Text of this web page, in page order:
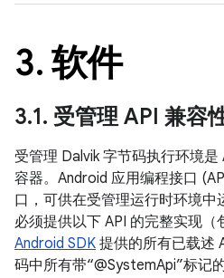
3. 软件
3.1. 受管理 API 兼容
受管理 Dalvik 字节码执行环境
容器。Android 应用编程接口
口，可供在受管理运行时环境
必须提供以下 API 的完整实现（
Android SDK 提供的所有已载述
码中所有带“@SystemApi”标记的